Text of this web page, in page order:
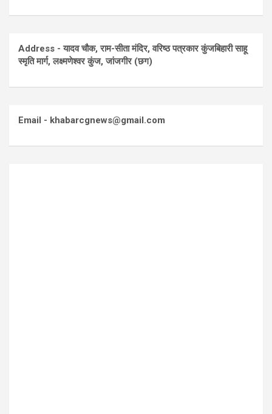
Address - यादव चौक, राम-सीता मंदिर, वरिष्ठ पत्रकार कुंजबिहारी साहू
स्मृति मार्ग, लक्ष्मणेश्वर कुंज, जांजगीर (छग)
Email - khabarcgnews@gmail.com